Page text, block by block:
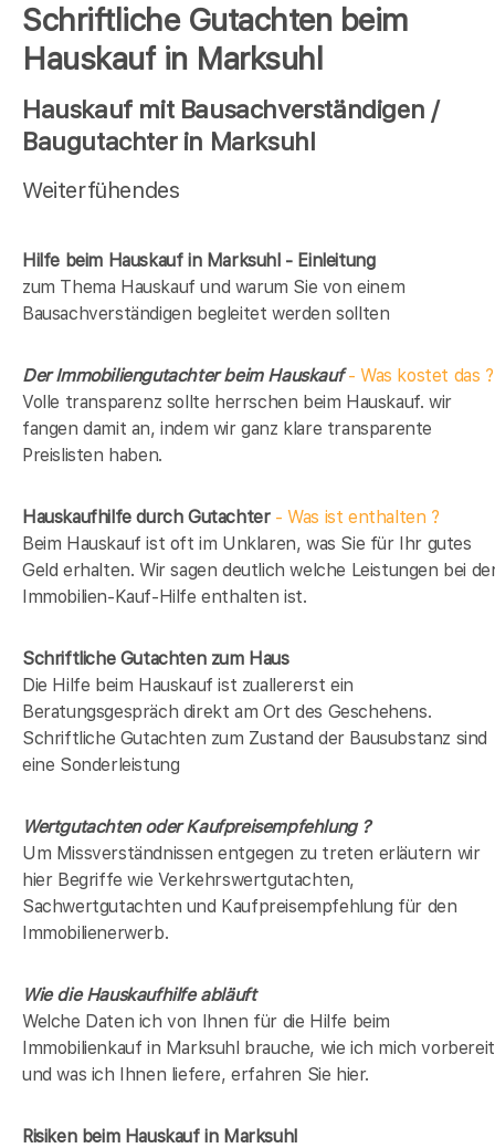
Schriftliche Gutachten beim
Hauskauf in Marksuhl
Hauskauf mit Bausachverständigen /
Baugutachter in Marksuhl
Weiterfühendes
Hilfe beim Hauskauf in Marksuhl - Einleitung
zum Thema Hauskauf und warum Sie von einem
Bausachverständigen begleitet werden sollten
Der Immobiliengutachter beim Hauskauf- Was kostet das ?
Volle transparenz sollte herrschen beim Hauskauf. wir
fangen damit an, indem wir ganz klare transparente
Preislisten haben.
Hauskaufhilfe durch Gutachter- Was ist enthalten ?
Beim Hauskauf ist oft im Unklaren, was Sie für Ihr gutes
Geld erhalten. Wir sagen deutlich welche Leistungen bei
Immobilien-Kauf-Hilfe enthalten ist.
Schriftliche Gutachten zum Haus
Die Hilfe beim Hauskauf ist zuallererst ein
Beratungsgespräch direkt am Ort des Geschehens.
Schriftliche Gutachten zum Zustand der Bausubstanz sind
eine Sonderleistung
Wertgutachten oder Kaufpreisempfehlung ?
Um Missverständnissen entgegen zu treten erläutern wir
hier Begriffe wie Verkehrswertgutachten,
Sachwertgutachten und Kaufpreisempfehlung für den
Immobilienerwerb.
Wie die Hauskaufhilfe abläuft
Welche Daten ich von Ihnen für die Hilfe beim
Immobilienkauf in Marksuhl brauche, wie ich mich
und was ich Ihnen liefere, erfahren Sie hier.
Risiken beim Hauskaufin Marksuhl